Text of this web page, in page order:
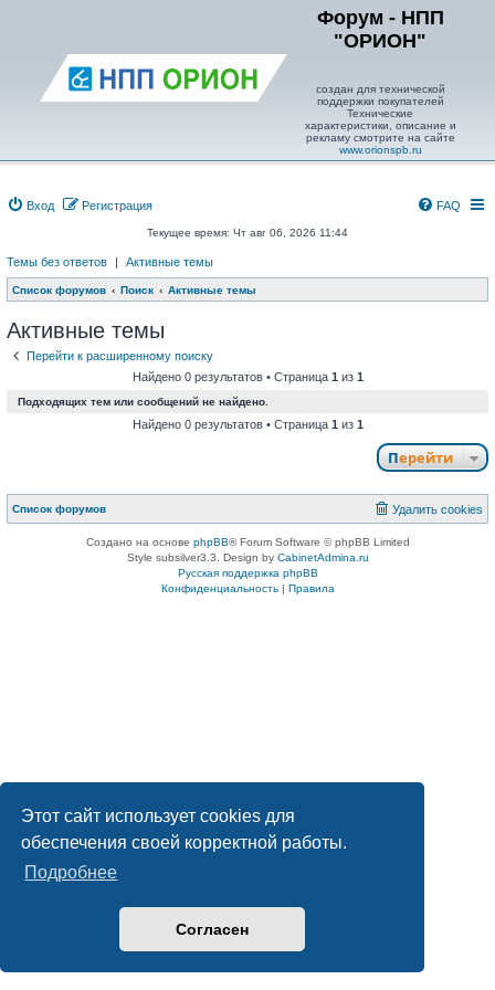
Этот сайт использует cookies для
обеспечения своей корректной работы.
Подробнее
Согласен
Форум - НПП
"ОРИОН"
создан для технической
поддержки покупателей
Технические
характеристики, описание и
рекламу смотрите на сайте
www.orionspb.ru
Вход Регистрация FAQ
Текущее время: Чт авг 06, 2026 11:44
Темы без ответов | Активные темы
Список форумов Поиск Активные темы
Активные темы
Перейти к расширенному поиску
Найдено 0 результатов • Страница 1 из 1
Подходящих тем или сообщений не найдено.
Найдено 0 результатов • Страница 1 из 1
Перейти
Список форумов Удалить cookies
Создано на основе phpBB® Forum Software © phpBB Limited
Style subsilver3.3. Design by CabinetAdmina.ru
Русская поддержка phpBB
Конфиденциальность| Правила